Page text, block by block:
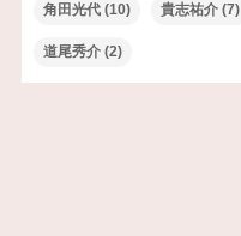
角田光代(10) 貴志祐介(7)
道尾秀介(2)